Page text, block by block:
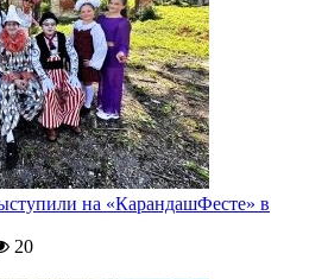
на «КарандашФесте» в
20